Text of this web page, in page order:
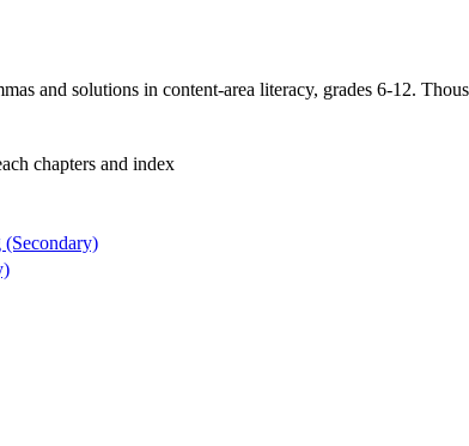
and solutions in content-area literacy, grades 6-12.
chapters and index